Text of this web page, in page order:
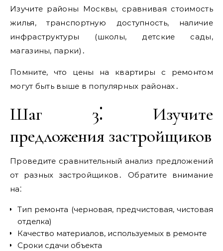
Изучите районы Москвы, сравнивая стоимость
жилья, транспортную доступность, наличие
инфраструктуры (школы, детские сады,
магазины, парки)․
Помните, что цены на квартиры с ремонтом
могут быть выше в популярных районах․
Шаг 3⁚ Изучите
предложения застройщиков
Проведите сравнительный анализ предложений
от разных застройщиков․ Обратите внимание
на⁚
Тип ремонта (черновая, предчистовая, чистовая
отделка)
Качество материалов, используемых в ремонте
Сроки сдачи объекта